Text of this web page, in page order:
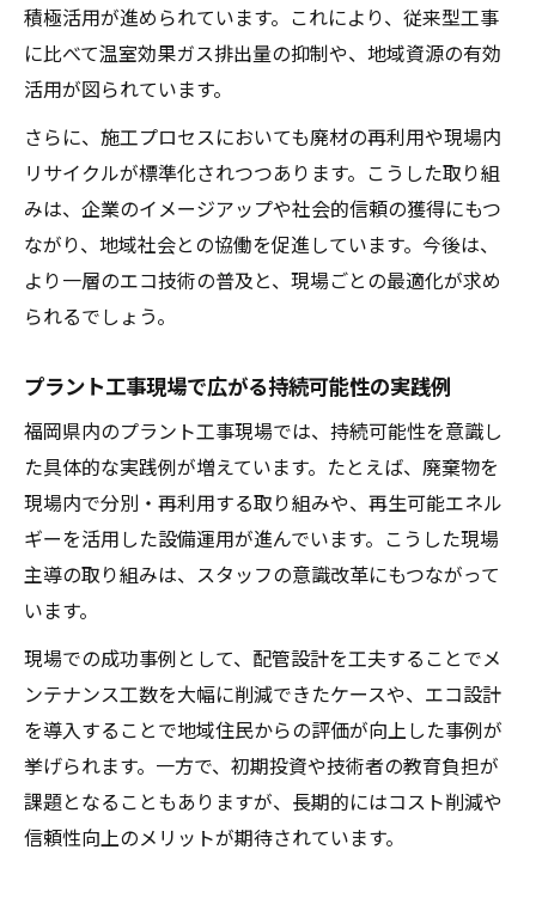
積極活用が進められています。これにより、従来型工事
に比べて温室効果ガス排出量の抑制や、地域資源の有効
活用が図られています。
さらに、施工プロセスにおいても廃材の再利用や現場内
リサイクルが標準化されつつあります。こうした取り組
みは、企業のイメージアップや社会的信頼の獲得にもつ
ながり、地域社会との協働を促進しています。今後は、
より一層のエコ技術の普及と、現場ごとの最適化が求め
られるでしょう。
プラント工事現場で広がる持続可能性の実践例
福岡県内のプラント工事現場では、持続可能性を意識し
た具体的な実践例が増えています。たとえば、廃棄物を
現場内で分別・再利用する取り組みや、再生可能エネル
ギーを活用した設備運用が進んでいます。こうした現場
主導の取り組みは、スタッフの意識改革にもつながって
います。
現場での成功事例として、配管設計を工夫することでメ
ンテナンス工数を大幅に削減できたケースや、エコ設計
を導入することで地域住民からの評価が向上した事例が
挙げられます。一方で、初期投資や技術者の教育負担が
課題となることもありますが、長期的にはコスト削減や
信頼性向上のメリットが期待されています。